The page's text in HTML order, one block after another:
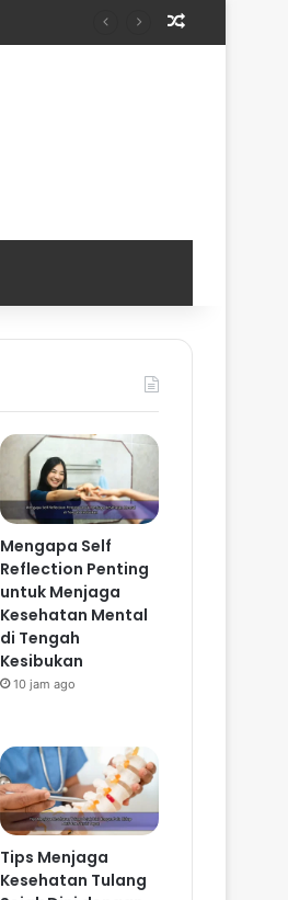
Mengapa Self
Reflection Penting
untuk Menjaga
Kesehatan Mental
di Tengah
Kesibukan
10 jam ago
Tips Menjaga
Kesehatan Tulang